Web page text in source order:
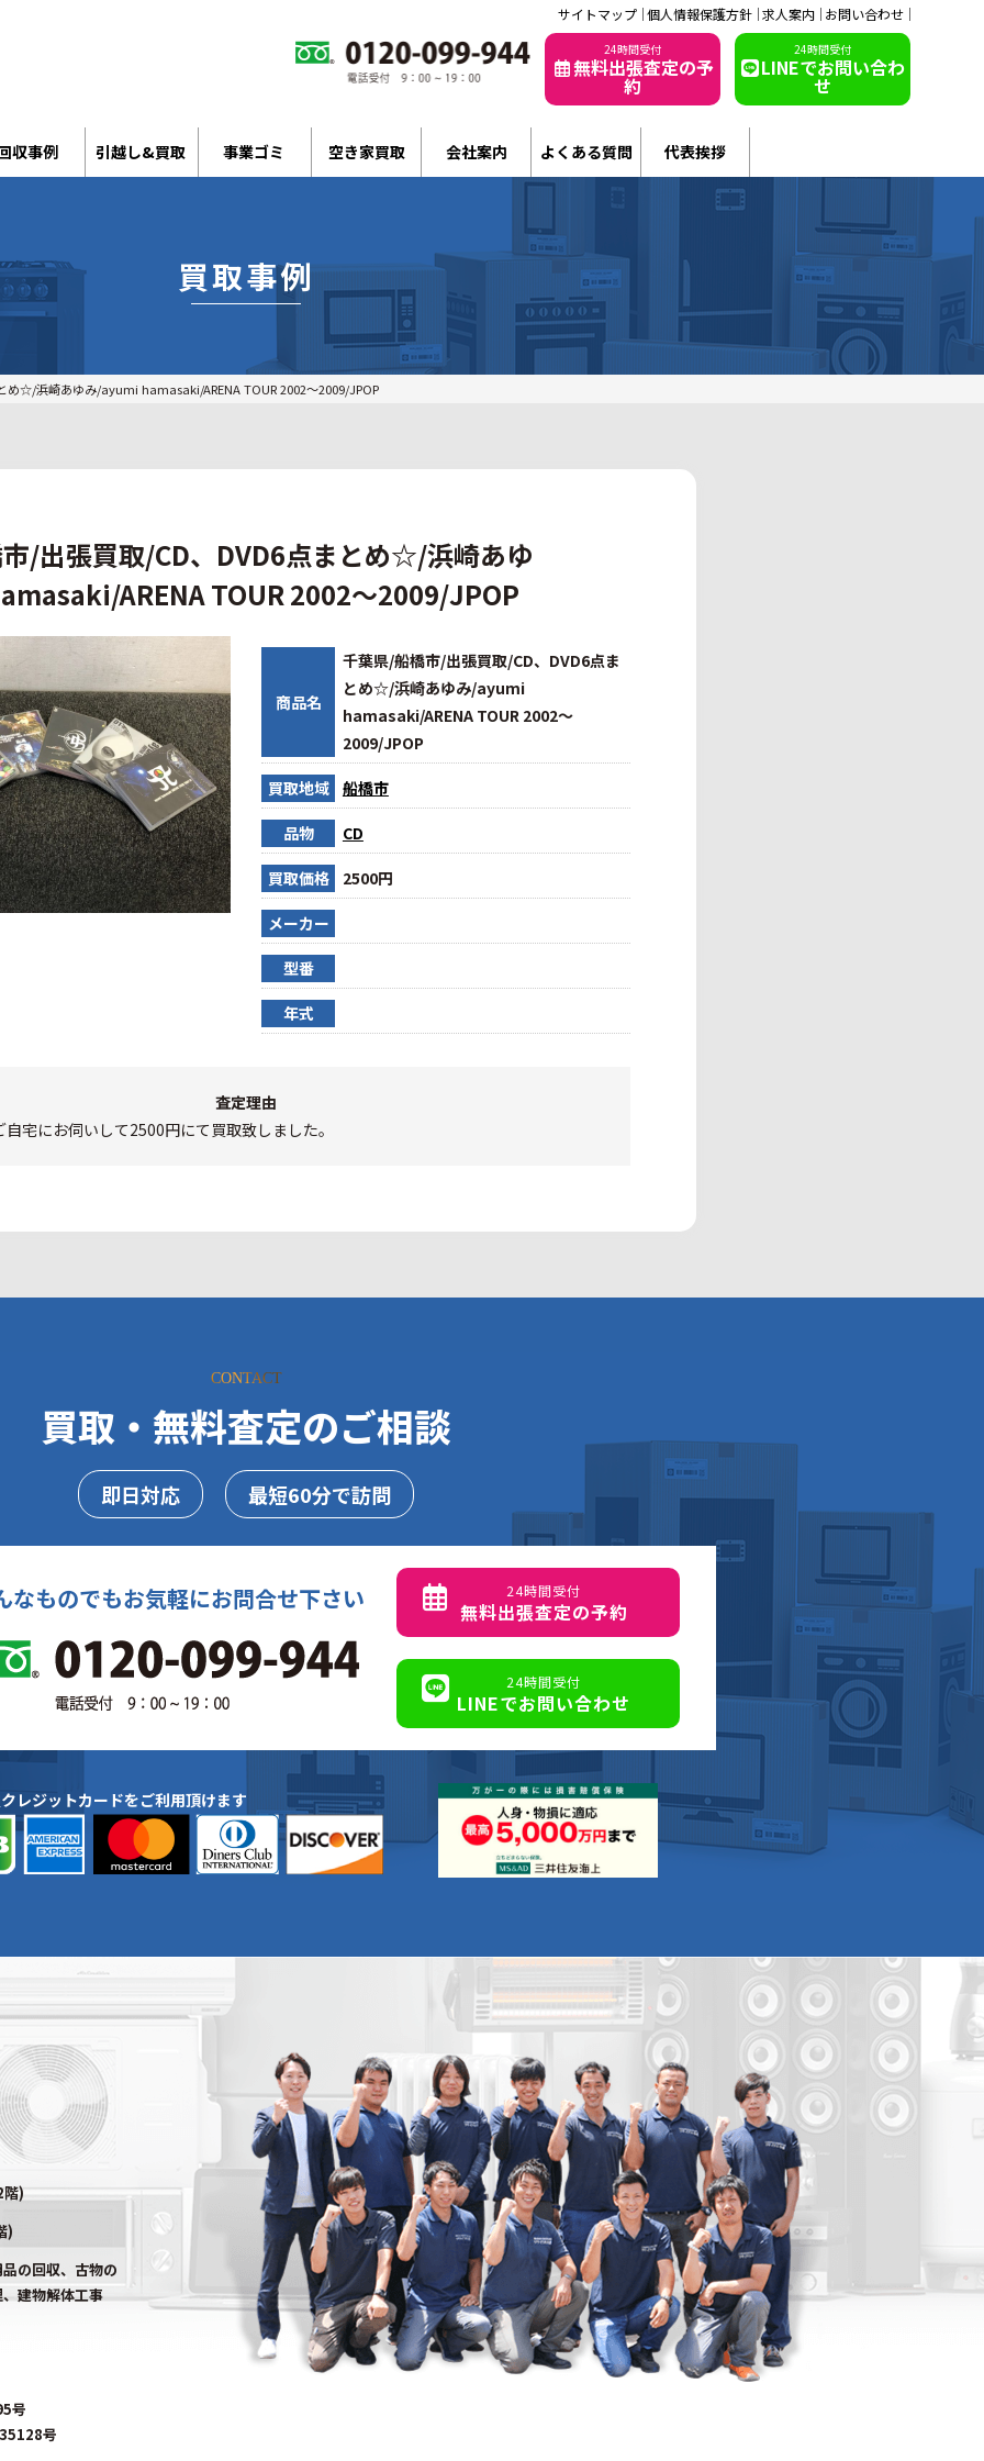
サイトマップ 個人情報保護方針 求人案内 お問い合わせ
24時間受付
無料出張査定の予
約
24時間受付
LINEでお問い合わ
せ
収事例 引越し&買取 事業ゴミ 空き家買取 会社案内 よくある質問 代表挨拶
買取事例
め☆/浜崎あゆみ/ayumi hamasaki/ARENA TOUR 2002〜2009/JPOP
/出張買取/CD、DVD6点まとめ☆/浜崎あゆ
ARENA TOUR 2002〜2009/JPOP
商品名
千葉県/船橋市/出張買取/CD、DVD6点ま
とめ☆/浜崎あゆみ/ayumi
hamasaki/ARENA TOUR 2002〜
2009/JPOP
買取地域 船橋市
品物 CD
買取価格 2500円
メーカー
型番
年式
査定理由
宅にお伺いして2500円にて買取致しました。
CONTACT
買取・無料査定のご相談
即日対応 最短60分で訪問
なものでもお気軽にお問合せ下さい 24時間受付
無料出張査定の予約
24時間受付
LINEでお問い合わせ
レジットカードをご利用頂けます
)
)
の回収、古物の
建物解体工事
号
号